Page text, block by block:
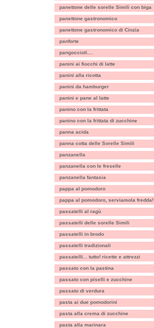
panettone delle sorelle Simili con biga
panettone gastronomico
panettone gastronomico di Cinzia
panforte
pangoccioli....
panini ai fiocchi di latte
panini alla ricotta
panini da hamburger
panini e pane al latte
panino con la frittata
panino con la frittata di zucchine
panna acida
panna cotta delle Sorelle Simili
panzanella
panzanella con le freselle
panzanella fantasia
pappa al pomodoro
pappa al pomodoro, serviamola fredda!
passatelli al ragù
passatelli delle sorelle Simili
passatelli in brodo
passatelli tradizionali
passatelli... tutto! ricette e attrezzi
passato con la pastina
passato con piselli e zucchine
passato di verdura
pasta ai due pomodorini
pasta alla crema di zucchine
pasta alla marinara